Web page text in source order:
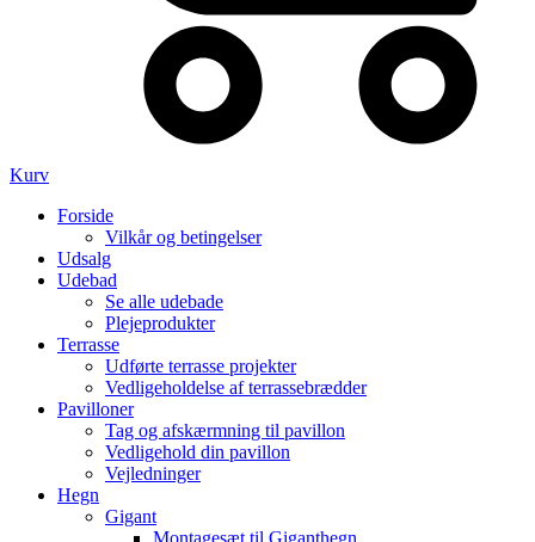
Kurv
Forside
Vilkår og betingelser
Udsalg
Udebad
Se alle udebade
Plejeprodukter
Terrasse
Udførte terrasse projekter
Vedligeholdelse af terrassebrædder
Pavilloner
Tag og afskærmning til pavillon
Vedligehold din pavillon
Vejledninger
Hegn
Gigant